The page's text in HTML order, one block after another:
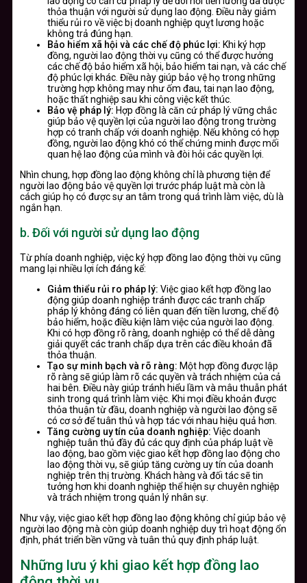
thỏa thuận với người sử dụng lao động. Điều này giảm
thiểu rủi ro về việc bị doanh nghiệp quỵt lương hoặc
không trả đúng hạn.
Bảo hiểm xã hội và các chế độ phúc lợi: Khi ký hợp
đồng, người lao động thời vụ cũng có thể được hưởng
các chế độ bảo hiểm xã hội, bảo hiểm tai nạn, và các chế
độ phúc lợi khác. Điều này giúp bảo vệ họ trong những
trường hợp không may như ốm đau, tai nạn lao động,
hoặc thất nghiệp sau khi công việc kết thúc.
Bảo vệ pháp lý: Hợp đồng là căn cứ pháp lý vững chắc
giúp bảo vệ quyền lợi của người lao động trong trường
hợp có tranh chấp với doanh nghiệp. Nếu không có hợp
đồng, người lao động khó có thể chứng minh được mối
quan hệ lao động của mình và đòi hỏi các quyền lợi.
Nhìn chung, hợp đồng lao động không chỉ là phương tiện để
người lao động bảo vệ quyền lợi trước pháp luật mà còn là
cách giúp họ có được sự an tâm trong quá trình làm việc, dù là
ngắn hạn.
b. Đối với người sử dụng lao động
Từ phía doanh nghiệp, việc ký hợp đồng lao động thời vụ cũng
mang lại nhiều lợi ích đáng kể:
Giảm thiểu rủi ro pháp lý: Việc giao kết hợp đồng lao
động giúp doanh nghiệp tránh được các tranh chấp
pháp lý không đáng có liên quan đến tiền lương, chế độ
bảo hiểm, hoặc điều kiện làm việc của người lao động.
Khi có hợp đồng rõ ràng, doanh nghiệp có thể dễ dàng
giải quyết các tranh chấp dựa trên các điều khoản đã
thỏa thuận.
Tạo sự minh bạch và rõ ràng: Một hợp đồng được lập
rõ ràng sẽ giúp làm rõ các quyền và trách nhiệm của cả
hai bên. Điều này giúp tránh hiểu lầm và mâu thuẫn phát
sinh trong quá trình làm việc. Khi mọi điều khoản được
thỏa thuận từ đầu, doanh nghiệp và người lao động sẽ
có cơ sở để tuân thủ và hợp tác với nhau hiệu quả hơn.
Tăng cường uy tín của doanh nghiệp: Việc doanh
nghiệp tuân thủ đầy đủ các quy định của pháp luật về
lao động, bao gồm việc giao kết hợp đồng lao động cho
lao động thời vụ, sẽ giúp tăng cường uy tín của doanh
nghiệp trên thị trường. Khách hàng và đối tác sẽ tin
tưởng hơn khi doanh nghiệp thể hiện sự chuyên nghiệp
và trách nhiệm trong quản lý nhân sự.
Như vậy, việc giao kết hợp đồng lao động không chỉ giúp bảo vệ
người lao động mà còn giúp doanh nghiệp duy trì hoạt động ổn
định, phát triển bền vững và tuân thủ quy định pháp luật.
Những lưu ý khi giao kết hợp đồng lao